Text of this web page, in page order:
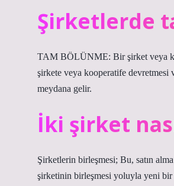
Şirketlerde
TAM BÖLÜNME: Bir şirket veya
şirkete veya kooperatife devretmesi
meydana gelir.
İki şirket
Şirketlerin birleşmesi; Bu, satın
şirketinin birleşmesi yoluyla yeni